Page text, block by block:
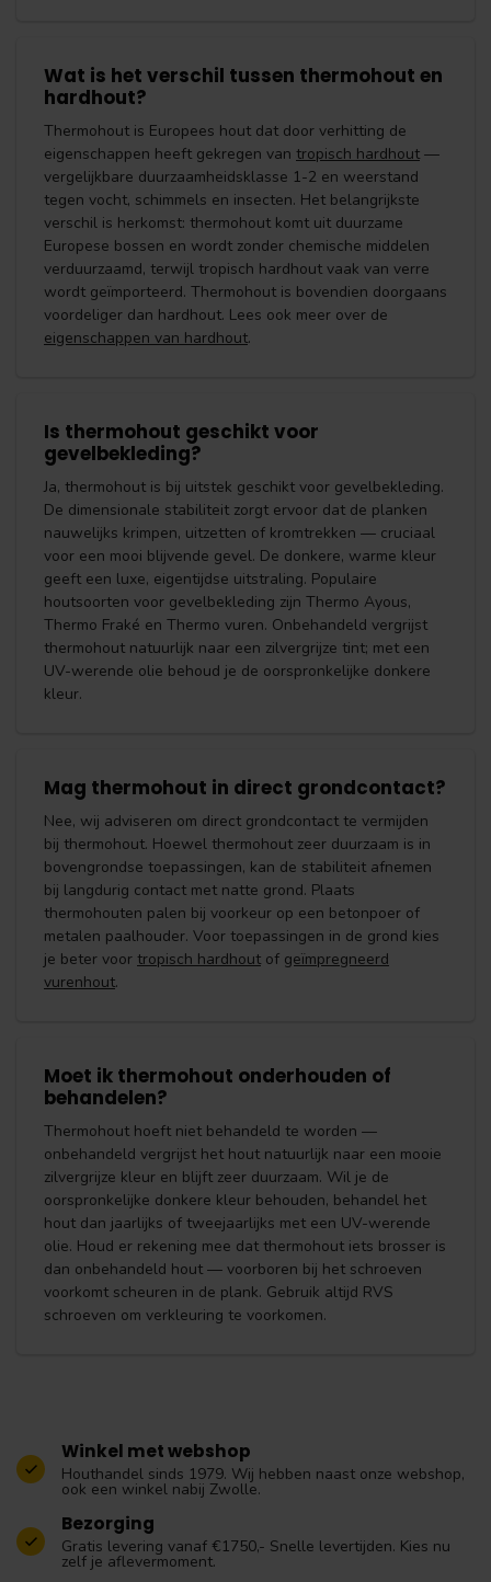
Wat is het verschil tussen thermohout en
hardhout?
Thermohout is Europees hout dat door verhitting de
eigenschappen heeft gekregen van tropisch hardhout —
vergelijkbare duurzaamheidsklasse 1-2 en weerstand
tegen vocht, schimmels en insecten. Het belangrijkste
verschil is herkomst: thermohout komt uit duurzame
Europese bossen en wordt zonder chemische middelen
verduurzaamd, terwijl tropisch hardhout vaak van verre
wordt geïmporteerd. Thermohout is bovendien doorgaans
voordeliger dan hardhout. Lees ook meer over de
eigenschappen van hardhout.
Is thermohout geschikt voor
gevelbekleding?
Ja, thermohout is bij uitstek geschikt voor gevelbekleding.
De dimensionale stabiliteit zorgt ervoor dat de planken
nauwelijks krimpen, uitzetten of kromtrekken — cruciaal
voor een mooi blijvende gevel. De donkere, warme kleur
geeft een luxe, eigentijdse uitstraling. Populaire
houtsoorten voor gevelbekleding zijn Thermo Ayous,
Thermo Fraké en Thermo vuren. Onbehandeld vergrijst
thermohout natuurlijk naar een zilvergrijze tint; met een
UV-werende olie behoud je de oorspronkelijke donkere
kleur.
Mag thermohout in direct grondcontact?
Nee, wij adviseren om direct grondcontact te vermijden
bij thermohout. Hoewel thermohout zeer duurzaam is in
bovengrondse toepassingen, kan de stabiliteit afnemen
bij langdurig contact met natte grond. Plaats
thermohouten palen bij voorkeur op een betonpoer of
metalen paalhouder. Voor toepassingen in de grond kies
je beter voor tropisch hardhout of geïmpregneerd
vurenhout.
Moet ik thermohout onderhouden of
behandelen?
Thermohout hoeft niet behandeld te worden —
onbehandeld vergrijst het hout natuurlijk naar een mooie
zilvergrijze kleur en blijft zeer duurzaam. Wil je de
oorspronkelijke donkere kleur behouden, behandel het
hout dan jaarlijks of tweejaarlijks met een UV-werende
olie. Houd er rekening mee dat thermohout iets brosser is
dan onbehandeld hout — voorboren bij het schroeven
voorkomt scheuren in de plank. Gebruik altijd RVS
schroeven om verkleuring te voorkomen.
Winkel met webshop
Houthandel sinds 1979. Wij hebben naast onze webshop,
ook een winkel nabij Zwolle.
Bezorging
Gratis levering vanaf €1750,- Snelle levertijden. Kies nu
zelf je aflevermoment.